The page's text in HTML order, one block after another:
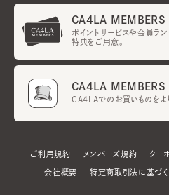
CA4LA MEMBERS
ポイントサービスや会員ラ
特典をご用意。
CA4LA MEMBERS
CA4LAでのお買いものをよ
ご利用規約 メンバーズ規約 クー
会社概要 特定商取引法に基づ